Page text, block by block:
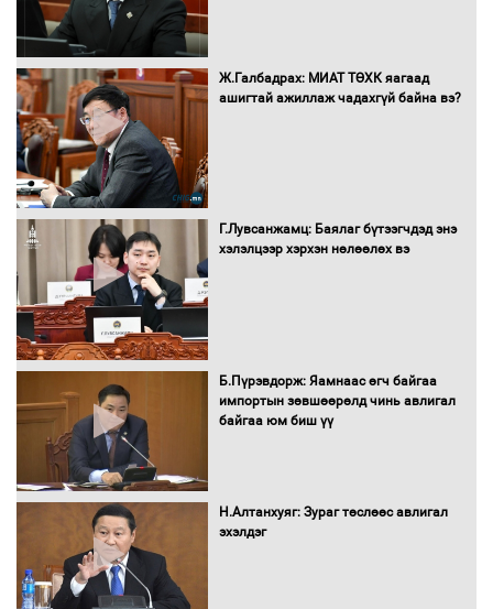
Бүх шатанд хэмнэлтийн горимд
шилжиж, найр наадам, зөвлөгөөн,
Ж.Галбадрах: МИАТ ТӨХК яагаад
ашигтай ажиллаж чадахгүй байна вэ?
Г.Лувсанжамц: Баялаг бүтээгчдэд энэ
хэлэлцээр хэрхэн нөлөөлөх вэ
Б.Пүрэвдорж: Яамнаас өгч байгаа
импортын зөвшөөрөлд чинь авлигал
байгаа юм биш үү
Н.Алтанхуяг: Зураг төслөөс авлигал
эхэлдэг